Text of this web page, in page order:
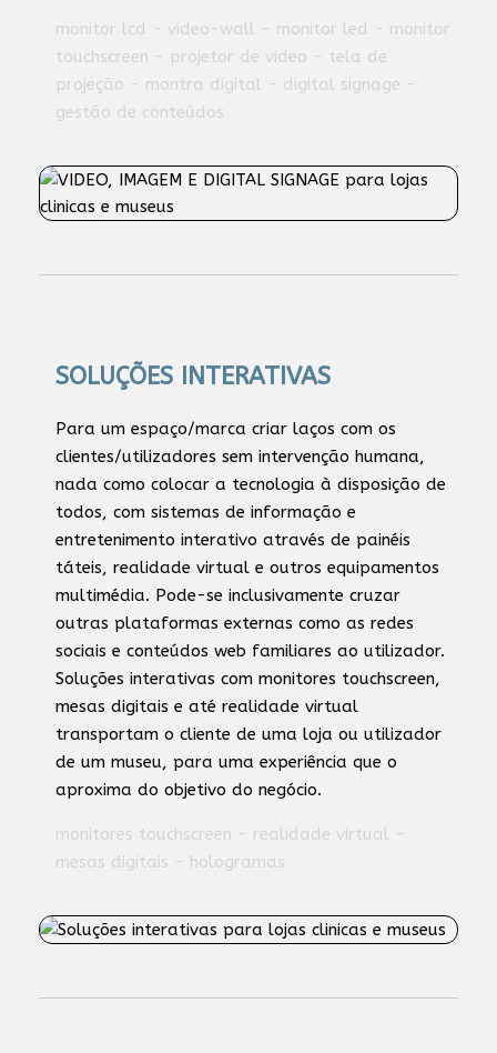
monitor lcd - video-wall - monitor led - monitor
touchscreen - projetor de video - tela de
projeção - montra digital - digital signage -
gestão de conteúdos
SOLUÇÕES INTERATIVAS
Para um espaço/marca criar laços com os
clientes/utilizadores sem intervenção humana,
nada como colocar a tecnologia à disposição de
todos, com sistemas de informação e
entretenimento interativo através de painéis
táteis, realidade virtual e outros equipamentos
multimédia. Pode-se inclusivamente cruzar
outras plataformas externas como as redes
sociais e conteúdos web familiares ao utilizador.
Soluções interativas com monitores touchscreen,
mesas digitais e até realidade virtual
transportam o cliente de uma loja ou utilizador
de um museu, para uma experiência que o
aproxima do objetivo do negócio.
monitores touchscreen - realidade virtual -
mesas digitais - hologramas